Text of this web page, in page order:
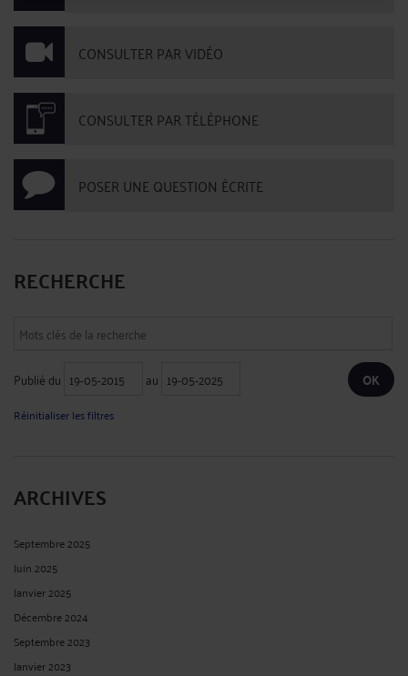
CONSULTER PAR VIDÉO
CONSULTER PAR TÉLÉPHONE
POSER UNE QUESTION ÉCRITE
RECHERCHE
Publié du au
Réinitialiser les filtres
ARCHIVES
Septembre 2025
Juin 2025
Janvier 2025
Décembre 2024
Septembre 2023
Janvier 2023